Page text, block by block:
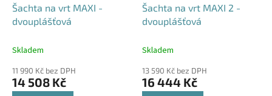
Šachta na vrt MAXI -
dvouplášťová
Skladem
11 990 Kč bez DPH
14 508 Kč
Šachta na vrt MAXI 2 -
dvouplášťová
Skladem
13 590 Kč bez DPH
16 444 Kč